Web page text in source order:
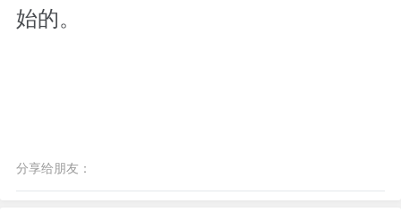
始的。
分享给朋友：